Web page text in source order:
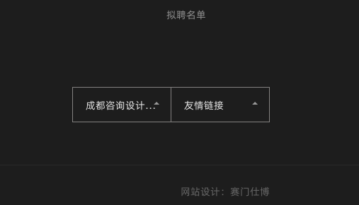
拟聘名单
成都咨询设计集团 友情链接
网站设计： 赛门仕博